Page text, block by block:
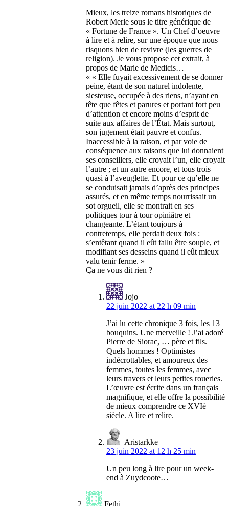
Mieux, les treize romans historiques de
Robert Merle sous le titre générique de
« Fortune de France ». Un Chef d’oeuvre
à lire et à relire, sur une époque que nous
risquons bien de revivre (les guerres de
religion). Je vous propose cet extrait, à
propos de Marie de Medicis…
« « Elle fuyait excessivement de se donner
peine, étant de son naturel indolente,
siesteuse, occupée à des riens, n’ayant en
tête que fêtes et parures et portant fort peu
d’attention et encore moins d’esprit de
suite aux affaires de l’État. Mais surtout,
son jugement était pauvre et confus.
Inaccessible à la raison, et par voie de
conséquence aux raisons que lui donnaient
ses conseillers, elle croyait l’un, elle croyait
l’autre ; et un autre encore, et tous trois
quasi à l’aveuglette. Et pour ce qu’elle ne
se conduisait jamais d’après des principes
assurés, et en même temps nourrissait un
sot orgueil, elle se montrait en ses
politiques tour à tour opiniâtre et
changeante. L’étant toujours à
contretemps, elle perdait deux fois :
s’entêtant quand il eût fallu être souple, et
modifiant ses desseins quand il eût mieux
valu tenir ferme. »
Ça ne vous dit rien ?
Jojo
22 juin 2022 at 22 h 09 min
J’ai lu cette chronique 3 fois, les 13
bouquins. Une merveille ! J’ai adoré
Pierre de Siorac, … père et fils.
Quels hommes ! Optimistes
indécrottables, et amoureux des
femmes, toutes les femmes, avec
leurs travers et leurs petites roueries.
L’œuvre est écrite dans un français
magnifique, et elle offre la possibilité
de mieux comprendre ce XVIè
siècle. A lire et relire.
Aristarkke
23 juin 2022 at 12 h 25 min
Un peu long à lire pour un week-
end à Zuydcoote…
Fethi